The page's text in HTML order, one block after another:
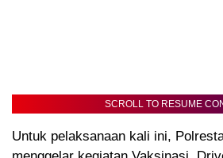
SCROLL TO RESUME
Untuk pelaksanaan kali ini,